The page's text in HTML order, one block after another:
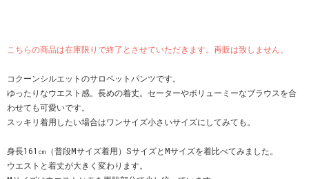
こちらの商品は在庫限りで終了とさせていただきます。再販は致しません。
コクーンシルエットのサロペットパンツです。
ゆったりなウエスト感。長めの着丈。セーターやボリューミーなブラウスを合
わせても可愛いです。
スッキリ着用したい場合はワンサイズ小さいサイズにしてみても。
身長161㎝（普段Mサイズ着用）SサイズとMサイズを着比べてみました。
ウエストと着丈が大きく変わります。